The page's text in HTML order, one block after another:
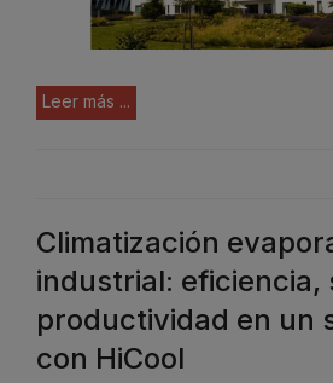
Leer más ...
Climatización
industrial: eficiencia,
productividad en un
con HiCool